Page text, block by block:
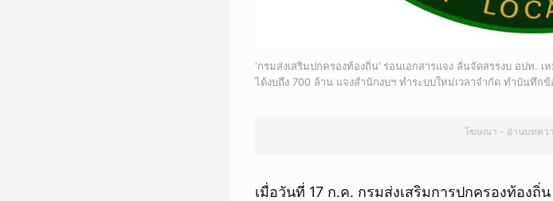
‘กรมส่งเสริมปกครองท้องถิ่น’ ร่อนเอกสารแจง ลั่นจัดสรรงบ อป
ได้งบถึง 700 ล้าน แจงสำนักงบฯ ทำระบบใหม่เวลาจำกัด ทำบันทึ
โฆษณา - อ่านบทคว
เมื่อวันที่ 17 ก.ค. กรมส่งเสริมการปกครองท้อง